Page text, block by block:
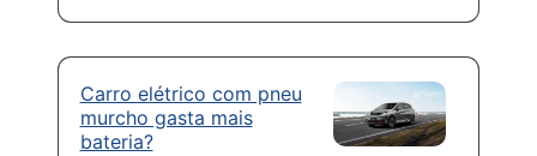
Carro elétrico com pneu
murcho gasta mais
bateria?